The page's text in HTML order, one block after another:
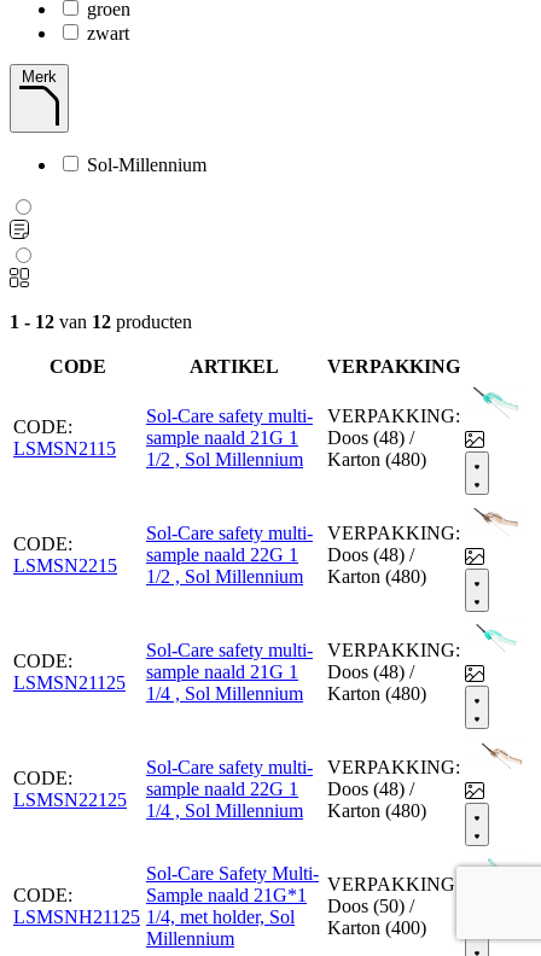
groen
zwart
Merk
Sol-Millennium
1 - 12 van 12 producten
CODE ARTIKEL VERPAKKING
CODE:
LSMSN2115
Sol-Care safety multi-
sample naald 21G 1
1/2 , Sol Millennium
VERPAKKING:
Doos (48) /
Karton (480)
CODE:
LSMSN2215
Sol-Care safety multi-
sample naald 22G 1
1/2 , Sol Millennium
VERPAKKING:
Doos (48) /
Karton (480)
CODE:
LSMSN21125
Sol-Care safety multi-
sample naald 21G 1
1/4 , Sol Millennium
VERPAKKING:
Doos (48) /
Karton (480)
CODE:
LSMSN22125
Sol-Care safety multi-
sample naald 22G 1
1/4 , Sol Millennium
VERPAKKING:
Doos (48) /
Karton (480)
CODE:
LSMSNH21125
Sol-Care Safety Multi-
Sample naald 21G*1
1/4, met holder, Sol
Millennium
VERPAKKING:
Doos (50) /
Karton (400)